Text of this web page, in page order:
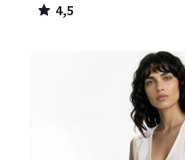
4,5
/